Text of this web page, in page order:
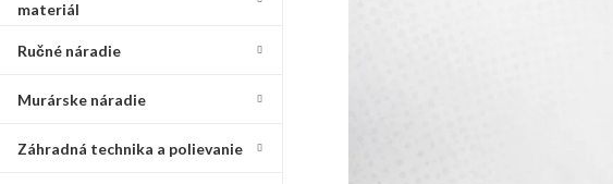
materiál
Ručné náradie
Murárske náradie
Záhradná technika a polievanie